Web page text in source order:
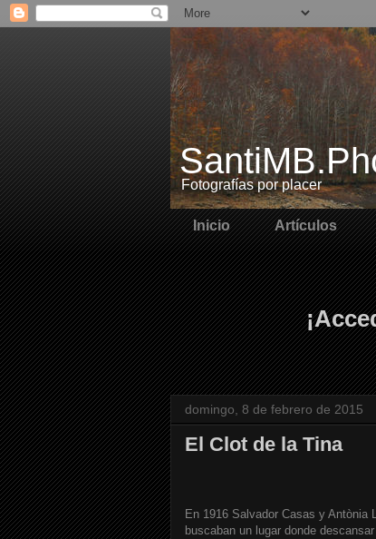
Fotografías por placer
Inicio Artículos
domingo, 8 de febrero de 2015
El Clot de la Tina
En 1916 Salvador Casas y Antònia
buscaban un lugar donde